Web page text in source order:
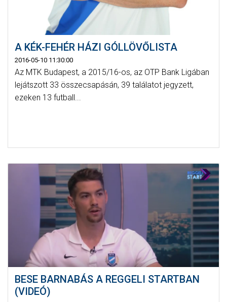
A KÉK-FEHÉR HÁZI GÓLLÖVŐLISTA
2016-05-10 11:30:00
Az MTK Budapest, a 2015/16-os, az OTP Bank Ligában
lejátszott 33 összecsapásán, 39 találatot jegyzett,
ezeken 13 futball...
BESE BARNABÁS A REGGELI STARTBAN
(VIDEÓ)